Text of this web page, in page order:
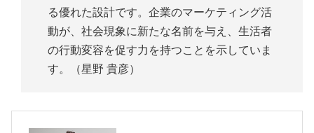
る優れた設計です。企業のマーケティング活
動が、社会現象に新たな名前を与え、生活者
の行動変容を促す力を持つことを示していま
す。（星野 貴彦）